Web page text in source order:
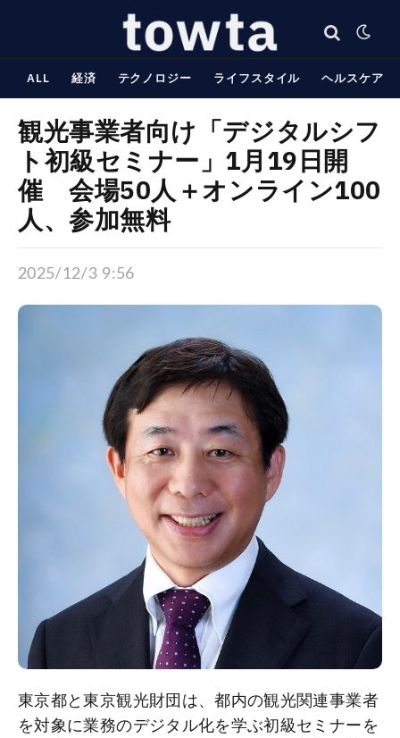
ALL 経済 テクノロジー ライフスタイル ヘルスケア
観光事業者向け「デジタルシフ
ト初級セミナー」1月19日開
催 会場50人＋オンライン100
人、参加無料
2025/12/3 9:56
東京都と東京観光財団は、都内の観光関連事業者
を対象に業務のデジタル化を学ぶ初級セミナーを